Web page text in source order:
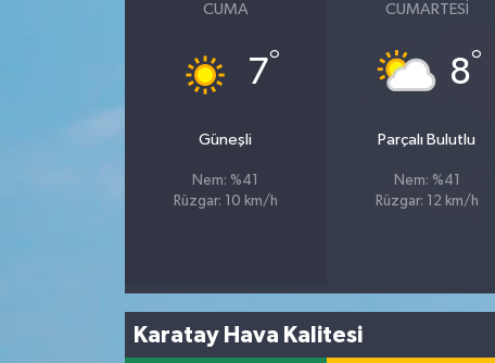
CUMA
7°
Güneşli
Nem: %41
Rüzgar: 10 km/h
CUMARTESI
8°
Parçalı Bulutlu
Nem: %41
Rüzgar: 12 km/h
Karatay Hava Kalitesi